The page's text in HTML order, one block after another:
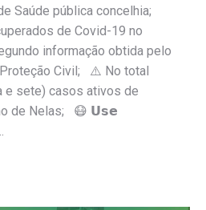
Saúde pública concelhia;
de Covid-19 no
informação obtida pelo
Civil; ⚠️ No total
sete) casos ativos de
de Nelas; 😷 𝗨𝘀𝗲